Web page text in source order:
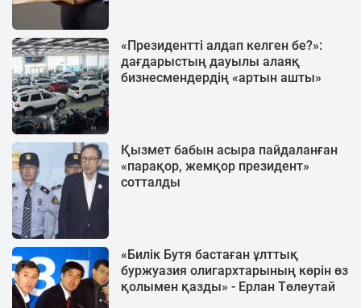
«Президентті алдап келген бе?»:
дағдарыстың дауылы алаяқ
бизнесмендердің «артын ашты»
Қызмет бабын асыра пайдаланған
«парақор, жемқор президент»
сотталды
«Билік Бутя бастаған ұлттық
буржуазия олигархтарының көрін өз
қолымен қазды» - Ерлан Төлеутай